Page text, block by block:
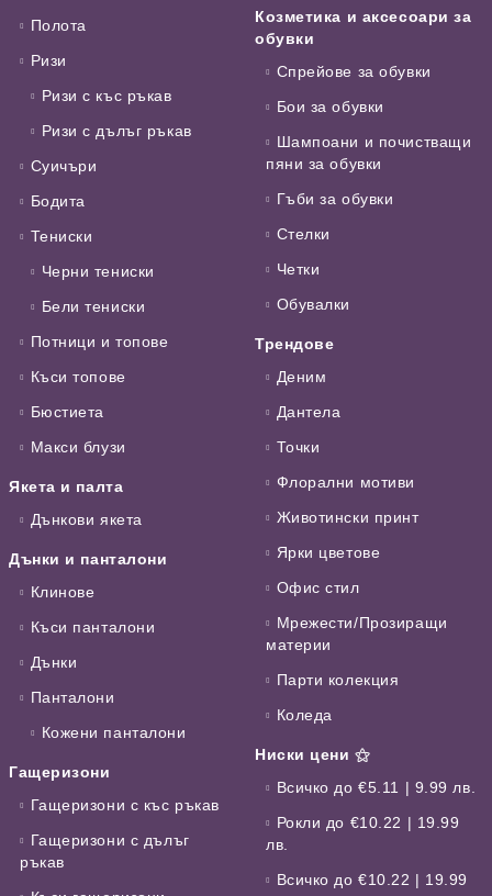
Полота
Ризи
Ризи с къс ръкав
Ризи с дълъг ръкав
Суичъри
Бодита
Тениски
Черни тениски
Бели тениски
Потници и топове
Къси топове
Бюстиета
Макси блузи
Якета и палта
Дънкови якета
Дънки и панталони
Клинове
Къси панталони
Дънки
Панталони
Кожени панталони
Гащеризони
Гащеризони с къс ръкав
Гащеризони с дълъг
ръкав
Козметика и аксесоари за
обувки
Спрейове за обувки
Бои за обувки
Шампоани и почистващи
пяни за обувки
Гъби за обувки
Стелки
Четки
Обувалки
Трендове
Деним
Дантела
Точки
Флорални мотиви
Животински принт
Ярки цветове
Офис стил
Мрежести/Прозиращи
материи
Парти колекция
Коледа
Ниски цени ⚝
Всичко до €5.11 | 9.99 лв.
Рокли до €10.22 | 19.99
лв.
Всичко до €10.22 | 19.99